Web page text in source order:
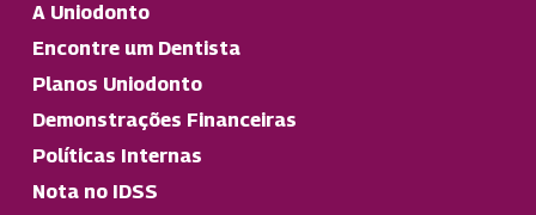
A Uniodonto
Encontre um Dentista
Planos Uniodonto
Demonstrações Financeiras
Políticas Internas
Nota no IDSS